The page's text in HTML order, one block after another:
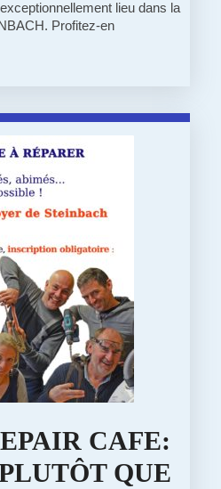
CAFE:
POUR
INSCRIRE
VOS
OBJETS
–
SPECIAL
OUTILLAGE
DE
JARDIN
lieu dans la
Profitez-en
CAFE:
QUE